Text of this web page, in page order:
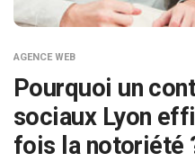
AGENCE WEB
Pourquoi un
sociaux Lyon
fois la notoriété